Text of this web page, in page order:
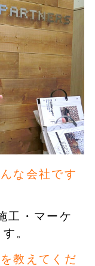
な会社です
工・マーケ
。
教えてくだ